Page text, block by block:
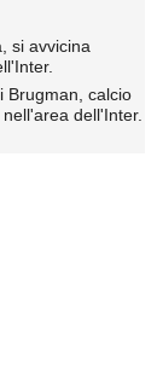
si avvicina
Brugman, calcio
dell'Inter.